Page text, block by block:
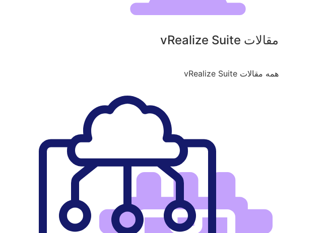
مقالات vRealize Suite
همه مقالات vRealize Suite